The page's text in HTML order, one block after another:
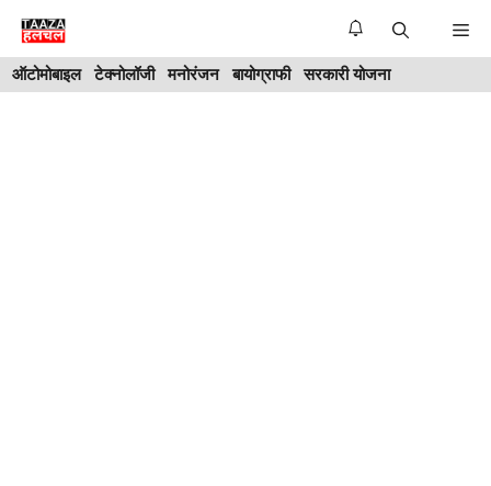
Skip
content
ऑटोमोबाइल टेक्नोलॉजी मनोरंजन बायोग्राफी सरकारी योजना